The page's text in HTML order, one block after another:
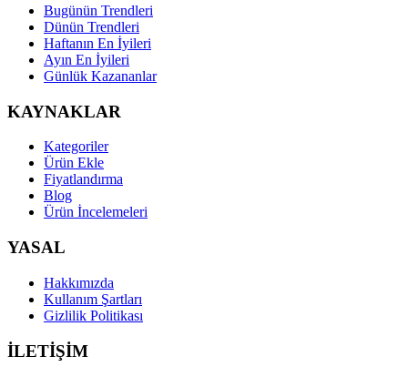
Bugünün Trendleri
Dünün Trendleri
Haftanın En İyileri
Ayın En İyileri
Günlük Kazananlar
KAYNAKLAR
Kategoriler
Ürün Ekle
Fiyatlandırma
Blog
Ürün İncelemeleri
YASAL
Hakkımızda
Kullanım Şartları
Gizlilik Politikası
İLETİŞİM